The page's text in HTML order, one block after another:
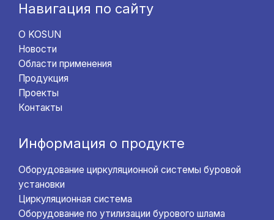
Навигация по сайту
О KOSUN
Новости
Области применения
Продукция
Проекты
Контакты
Информация о продукте
Оборудование циркуляционной системы буровой
установки
Циркуляционная система
Оборудование по утилизации бурового шлама